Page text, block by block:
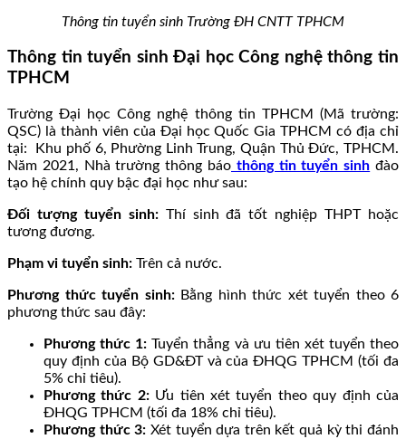
Thông tin tuyển sinh Trường ĐH CNTT TPHCM
Thông tin tuyển sinh Đại học Công nghệ thông tin
TPHCM
Trường Đại học Công nghệ thông tin TPHCM (Mã trường:
QSC) là thành viên của Đại học Quốc Gia TPHCM có địa chỉ
tại: Khu phố 6, Phường Linh Trung, Quận Thủ Đức, TPHCM.
Năm 2021, Nhà trường thông báo thông tin tuyển sinh đào
tạo hệ chính quy bậc đại học như sau:
Đối tượng tuyển sinh:Thí sinh đã tốt nghiệp THPT hoặc
tương đương.
Phạm vi tuyển sinh: Trên cả nước.
Phương thức tuyển sinh:Bằng hình thức xét tuyển theo 6
phương thức sau đây:
Phương thức 1: Tuyển thẳng và ưu tiên xét tuyển theo
quy định của Bộ GD&ĐT và của ĐHQG TPHCM (tối đa
5% chỉ tiêu).
Phương thức 2:Ưu tiên xét tuyển theo quy định của
ĐHQG TPHCM (tối đa 18% chỉ tiêu).
Phương thức 3: Xét tuyển dựa trên kết quả kỳ thi đánh